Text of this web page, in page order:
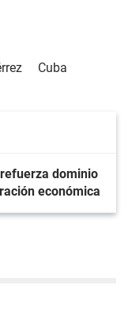
Cuba
dominio
económica